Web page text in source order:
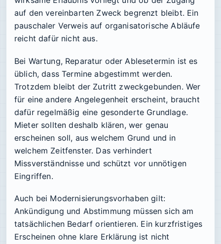
auf den vereinbarten Zweck begrenzt bleibt. Ein
pauschaler Verweis auf organisatorische Abläufe
reicht dafür nicht aus.
Bei Wartung, Reparatur oder Ablesetermin ist es
üblich, dass Termine abgestimmt werden.
Trotzdem bleibt der Zutritt zweckgebunden. Wer
für eine andere Angelegenheit erscheint, braucht
dafür regelmäßig eine gesonderte Grundlage.
Mieter sollten deshalb klären, wer genau
erscheinen soll, aus welchem Grund und in
welchem Zeitfenster. Das verhindert
Missverständnisse und schützt vor unnötigen
Eingriffen.
Auch bei Modernisierungsvorhaben gilt:
Ankündigung und Abstimmung müssen sich am
tatsächlichen Bedarf orientieren. Ein kurzfristiges
Erscheinen ohne klare Erklärung ist nicht